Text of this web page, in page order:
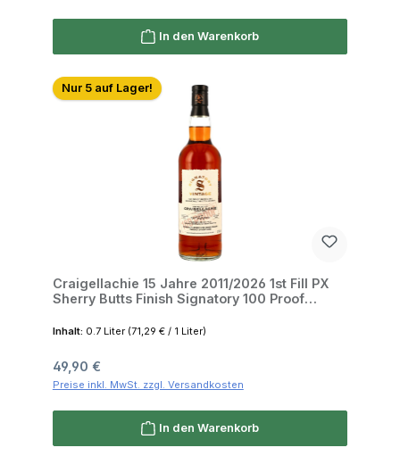
In den Warenkorb
Nur 5 auf Lager!
Craigellachie 15 Jahre 2011/2026 1st Fill PX
Sherry Butts Finish Signatory 100 Proof
Inhalt: 0.7 Liter (71,29 € / 1 Liter)
Regulärer Preis:
49,90 €
Preise inkl. MwSt. zzgl. Versandkosten
In den Warenkorb